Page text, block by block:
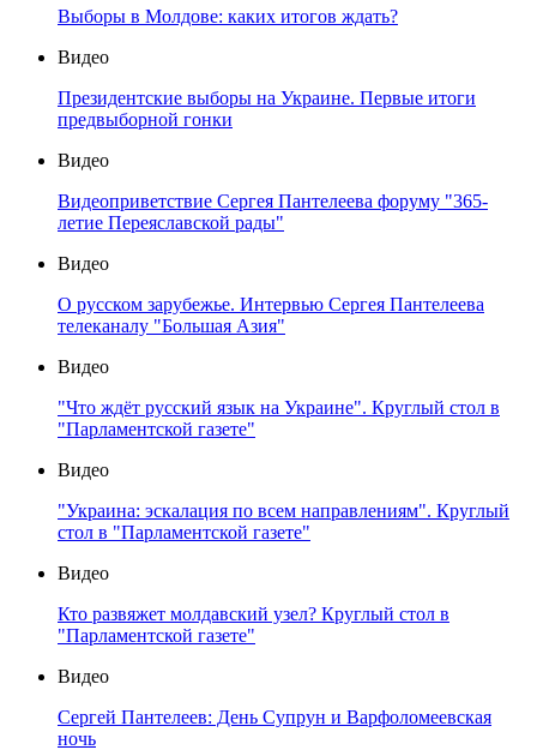
Выборы в Молдове: каких итогов ждать?
Видео
Президентские выборы на Украине. Первые итоги
предвыборной гонки
Видео
Видеоприветствие Сергея Пантелеева форуму "365-
летие Переяславской рады"
Видео
О русском зарубежье. Интервью Сергея Пантелеева
телеканалу "Большая Азия"
Видео
"Что ждёт русский язык на Украине". Круглый стол в
"Парламентской газете"
Видео
"Украина: эскалация по всем направлениям". Круглый
стол в "Парламентской газете"
Видео
Кто развяжет молдавский узел? Круглый стол в
"Парламентской газете"
Видео
Сергей Пантелеев: День Супрун и Варфоломеевская
ночь